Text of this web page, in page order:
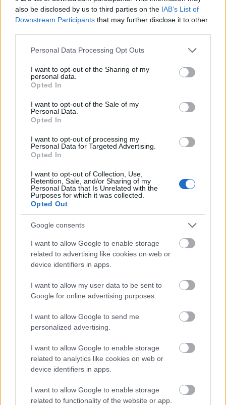
also be disclosed by us to third parties on the IAB’s List of
Downstream Participants that may further disclose it to other
Please note that this website/app uses one or more Google
not limited to your visit or usage behaviour. You may click to
grant or deny consent to Google and its third-party tags to
use your data for below specified purposes in below Google
consent section.
Personal Data Processing Opt Outs
I want to opt-out of the Sharing of my
personal data.
Opted In
I want to opt-out of the Sale of my
Personal Data.
Opted In
I want to opt-out of processing my
Personal Data for Targeted Advertising.
Opted In
I want to opt-out of Collection, Use,
Retention, Sale, and/or Sharing of my
Personal Data that Is Unrelated with the
Purposes for which it was collected.
Opted Out
Google consents
I want to allow Google to enable storage
related to advertising like cookies on web or
device identifiers in apps.
I want to allow my user data to be sent to
Google for online advertising purposes.
I want to allow Google to send me
personalized advertising.
I want to allow Google to enable storage
related to analytics like cookies on web or
device identifiers in apps.
I want to allow Google to enable storage
related to functionality of the website or app.
az angyalok. Elképesztően varázslatos volt...
Tökéletes.”
nem biztos, hogy képes lett volna elkötelezni magát
egy kapcsolat mellett, így még az időzítést is
tökéletesnek találja.
„A tavalyi évem iszonyatosan
kemény volt. Idén találkoztam Tommal, és eltartott
egy ideig, míg magamba néztem és megértettem,
hogy rá kellett jönnöm bizonyos dolgokra, terápiára
pillanatban pedig találkoztam Tommal.”
Abban
viszont egészen biztos, hogy ezúttal nem áll oltár
éven belül: 2013 és 2016 között Ryan Sweeting
teniszező felesége volt, míg 2018 és 2021 között
Karl Cook volta házastársa.
Forrás:
pagesix.com
Még több hír a
sztárvilágból:
Emily Ratajkowski biszexuálisként coming outolt
Dylan Sprouse úgy vallott szerelmet Palvin
Hosszas nézegetés után sem ismertünk rá Adam
Driverre az új filmjében